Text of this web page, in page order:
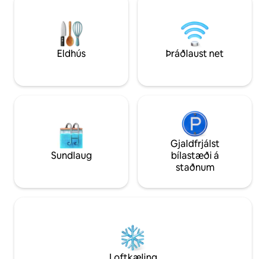
yfir hafið og þaðan er útsýni yfir sundina
og garðinn. Öll svefnherbergi eru með
loftræstingu og sérbaðherbergi. Ókeypis
þráðlaust net. Tilvalið fyrir afslappandi frí
Plaza 400 m:
stórmarkaður, 8
spilavíti, bankar,
Eldhús Þráðlaust net
Sundlaug
Gjaldfrjálst
bílastæði á
staðnum